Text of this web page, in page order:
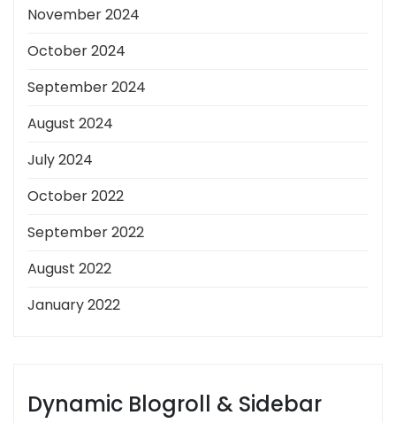
November 2024
October 2024
September 2024
August 2024
July 2024
October 2022
September 2022
August 2022
January 2022
Dynamic Blogroll & Sidebar